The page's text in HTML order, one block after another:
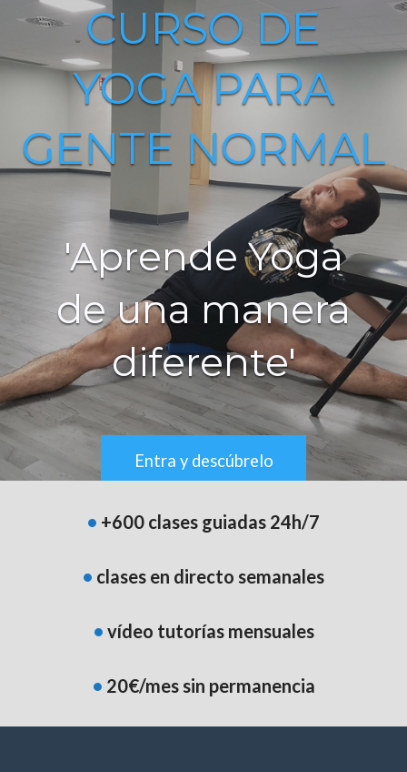
CURSO DE
YOGA PARA
GENTE NORMAL
'Aprende Yoga
de una manera
diferente'
Entra y descúbrelo
• +600 clases guiadas 24h/7
• clases en directo semanales
• vídeo tutorías mensuales
• 20€/mes sin permanencia